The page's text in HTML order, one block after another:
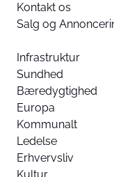
Kontakt os
Salg og
Infrastruktur
Sundhed
Bæredygtighed
Europa
Kommunalt
Ledelse
Erhvervsliv